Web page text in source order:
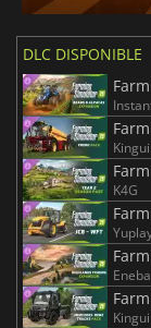
DLC DISPONIBLE
K4G
Eneba